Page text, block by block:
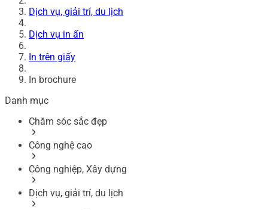
Dịch vụ, giải trí, du lịch
Dịch vụ in ấn
In trên giấy
In brochure
Danh mục
Chăm sóc sắc đẹp
Công nghệ cao
Công nghiệp, Xây dựng
Dịch vụ, giải trí, du lịch